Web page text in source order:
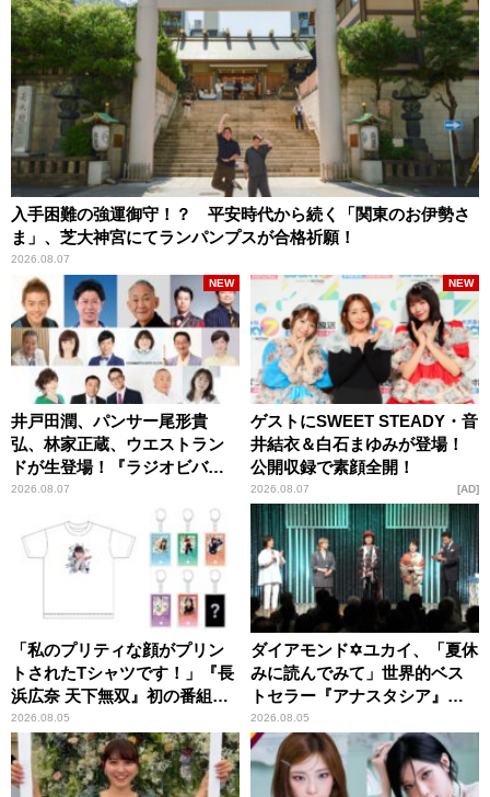
入手困難の強運御守！？ 平安時代から続く「関東のお伊勢さ
ま」、芝大神宮にてランパンプスが合格祈願！
2026.08.07
井戸田潤、パンサー尾形貴
弘、林家正蔵、ウエストラン
ドが生登場！『ラジオビバリ
ー昼ズ』
2026.08.07
NEW
ゲストにSWEET STEADY・音
井結衣＆白石まゆみが登場！
公開収録で素顔全開！
2026.08.07
NEW
AD
「私のプリティな顔がプリン
トされたTシャツです！」『長
浜広奈 天下無双』初の番組グ
ッズ発売
2026.08.05
ダイアモンド✡ユカイ、「夏休
みに読んでみて」世界的ベス
トセラー『アナスタシア』を
紹介
2026.08.05